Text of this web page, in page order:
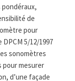
pondéraux,
de
pour
5/12/1997
sonomètres
mesurer
d’une façade